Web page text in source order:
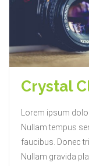
Crystal
Lorem ipsum
Nullam tempus
faucibus. Donec
Nullam gravida